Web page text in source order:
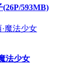
(26P/593MB)
法少女